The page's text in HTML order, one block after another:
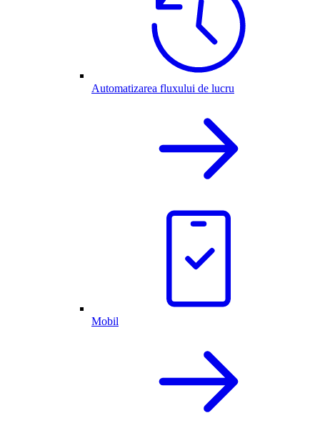
Automatizarea fluxului de lucru
Mobil